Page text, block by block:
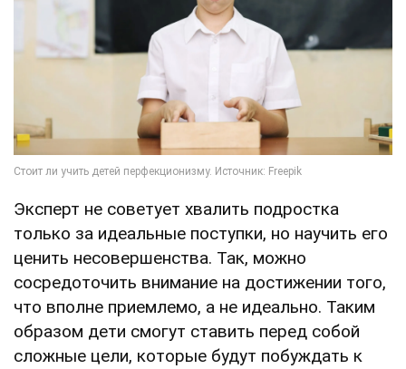
Эксперт не советует хвалить подростка
только за идеальные поступки, но научить его
ценить несовершенства. Так, можно
сосредоточить внимание на достижении того,
что вполне приемлемо, а не идеально. Таким
образом дети смогут ставить перед собой
сложные цели, которые будут побуждать к